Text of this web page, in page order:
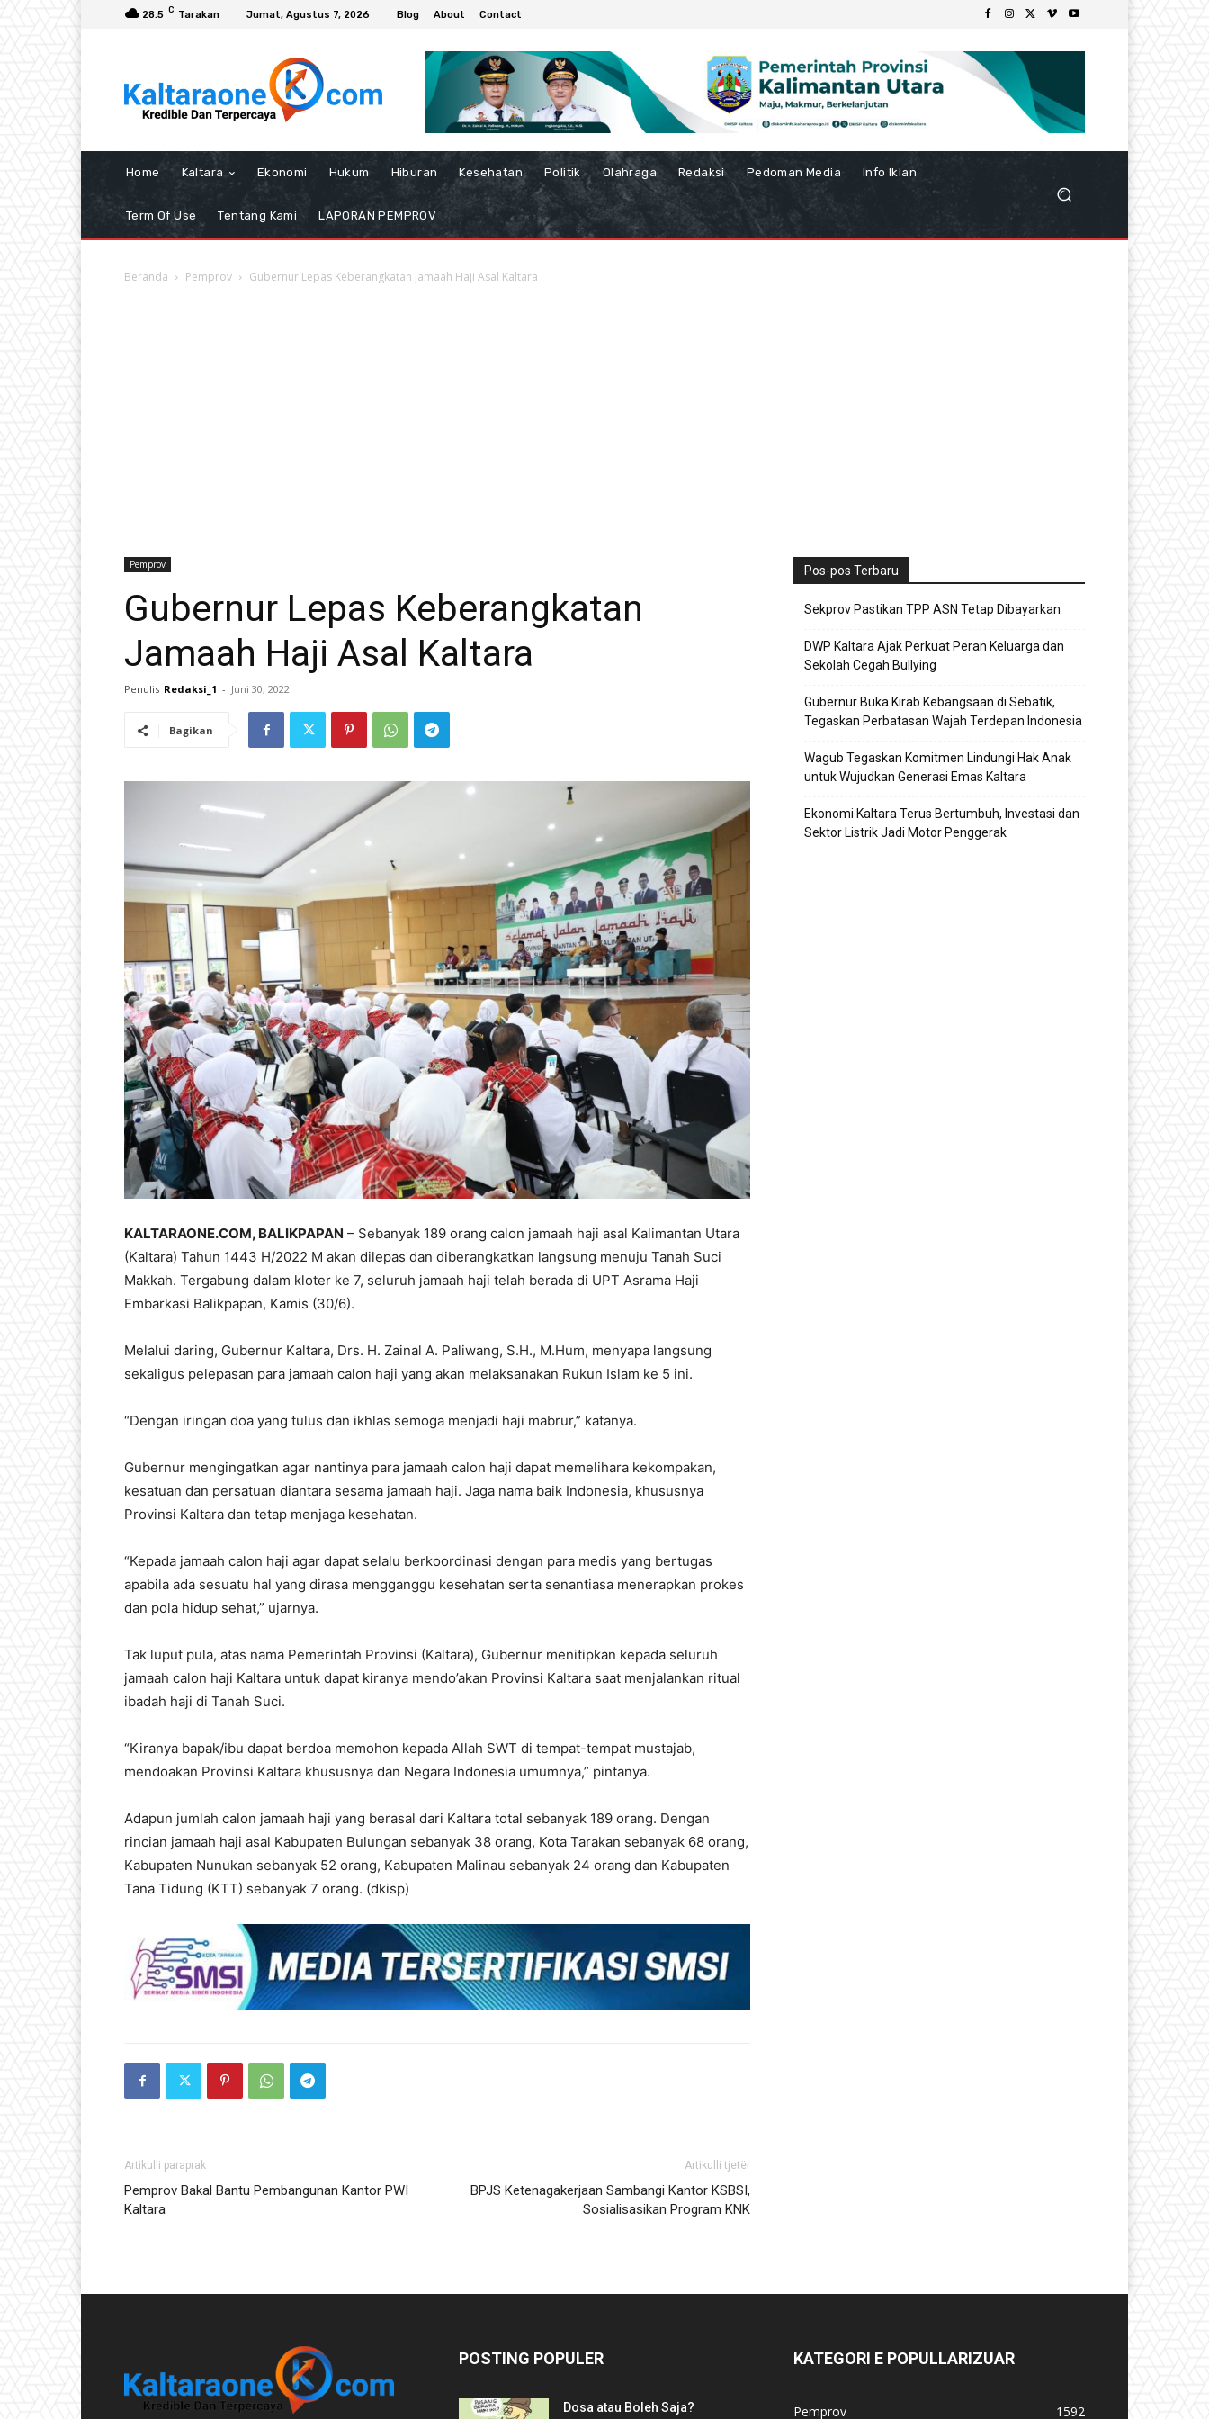
28.5 C Tarakan Jumat, Agustus 7, 2026 Blog About Contact
Home Kaltara Ekonomi Hukum Hiburan Kesehatan Politik Olahraga Redaksi Pedoman Media Info Iklan
Term Of Use Tentang Kami LAPORAN PEMPROV
Beranda Pemprov Gubernur Lepas Keberangkatan Jamaah Haji Asal Kaltara
Pemprov
Gubernur Lepas Keberangkatan
Jamaah Haji Asal Kaltara
Penulis Redaksi_1 - Juni 30, 2022
Bagikan
KALTARAONE.COM, BALIKPAPAN – Sebanyak 189 orang calon jamaah haji asal Kalimantan Utara
(Kaltara) Tahun 1443 H/2022 M akan dilepas dan diberangkatkan langsung menuju Tanah Suci
Makkah. Tergabung dalam kloter ke 7, seluruh jamaah haji telah berada di UPT Asrama Haji
Embarkasi Balikpapan, Kamis (30/6).
Melalui daring, Gubernur Kaltara, Drs. H. Zainal A. Paliwang, S.H., M.Hum, menyapa langsung
sekaligus pelepasan para jamaah calon haji yang akan melaksanakan Rukun Islam ke 5 ini.
“Dengan iringan doa yang tulus dan ikhlas semoga menjadi haji mabrur,” katanya.
Gubernur mengingatkan agar nantinya para jamaah calon haji dapat memelihara kekompakan,
kesatuan dan persatuan diantara sesama jamaah haji. Jaga nama baik Indonesia, khususnya
Provinsi Kaltara dan tetap menjaga kesehatan.
“Kepada jamaah calon haji agar dapat selalu berkoordinasi dengan para medis yang bertugas
apabila ada sesuatu hal yang dirasa mengganggu kesehatan serta senantiasa menerapkan prokes
dan pola hidup sehat,” ujarnya.
Tak luput pula, atas nama Pemerintah Provinsi (Kaltara), Gubernur menitipkan kepada seluruh
jamaah calon haji Kaltara untuk dapat kiranya mendo’akan Provinsi Kaltara saat menjalankan ritual
ibadah haji di Tanah Suci.
“Kiranya bapak/ibu dapat berdoa memohon kepada Allah SWT di tempat-tempat mustajab,
mendoakan Provinsi Kaltara khususnya dan Negara Indonesia umumnya,” pintanya.
Adapun jumlah calon jamaah haji yang berasal dari Kaltara total sebanyak 189 orang. Dengan
rincian jamaah haji asal Kabupaten Bulungan sebanyak 38 orang, Kota Tarakan sebanyak 68 orang,
Kabupaten Nunukan sebanyak 52 orang, Kabupaten Malinau sebanyak 24 orang dan Kabupaten
Tana Tidung (KTT) sebanyak 7 orang. (dkisp)
Artikulli paraprak
Pemprov Bakal Bantu Pembangunan Kantor PWI
Kaltara
Artikulli tjetër
BPJS Ketenagakerjaan Sambangi Kantor KSBSI,
Sosialisasikan Program KNK
Pos-pos Terbaru
Sekprov Pastikan TPP ASN Tetap Dibayarkan
DWP Kaltara Ajak Perkuat Peran Keluarga dan
Sekolah Cegah Bullying
Gubernur Buka Kirab Kebangsaan di Sebatik,
Tegaskan Perbatasan Wajah Terdepan Indonesia
Wagub Tegaskan Komitmen Lindungi Hak Anak
untuk Wujudkan Generasi Emas Kaltara
Ekonomi Kaltara Terus Bertumbuh, Investasi dan
Sektor Listrik Jadi Motor Penggerak
POSTING POPULER
Dosa atau Boleh Saja?
KATEGORI E POPULLARIZUAR
Pemprov 1592